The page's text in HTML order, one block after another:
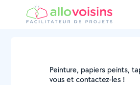
Peinture, papiers peints,
vous et contactez-les !